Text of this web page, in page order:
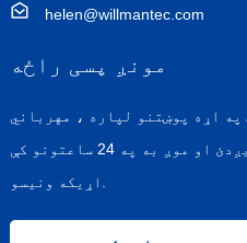
helen@willmantec.com
مونږ پسی راځه
په اړه پوښتنو لپاره ، مهرباني
وکړئ خپل بریښنالیک موږ ته پریږدئ او موږ به په 24 ساعتونو کې